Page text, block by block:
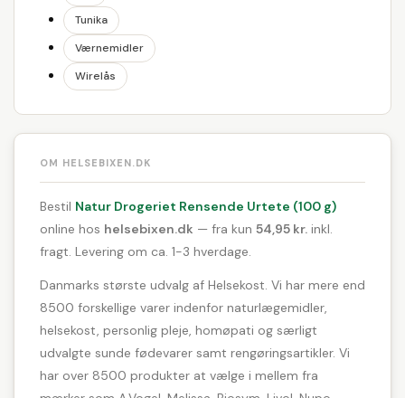
Tunika
Værnemidler
Wirelås
OM HELSEBIXEN.DK
Bestil Natur Drogeriet Rensende Urtete (100 g)
online hos helsebixen.dk — fra kun 54,95 kr. inkl.
fragt. Levering om ca. 1-3 hverdage.
Danmarks største udvalg af Helsekost. Vi har mere end
8500 forskellige varer indenfor naturlægemidler,
helsekost, personlig pleje, homøpati og særligt
udvalgte sunde fødevarer samt rengøringsartikler. Vi
har over 8500 produkter at vælge i mellem fra